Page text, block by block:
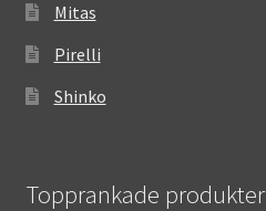
Mitas
Pirelli
Shinko
Topprankade produkter